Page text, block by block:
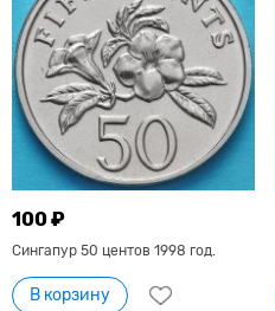
100 ₽
Сингапур 50 центов 1998 год.
В корзину